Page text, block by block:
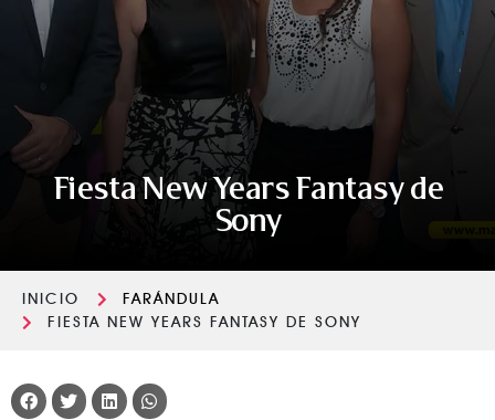
Fiesta New Years Fantasy de
Sony
INICIO
FARÁNDULA
FIESTA NEW YEARS FANTASY DE SONY